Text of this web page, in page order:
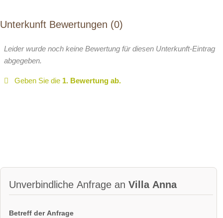
Unterkunft Bewertungen 0
Leider wurde noch keine Bewertung für diesen Unterkunft-Eintrag
abgegeben.
Geben Sie die 1. Bewertung ab.
Unverbindliche Anfrage an Villa Anna
Betreff der Anfrage